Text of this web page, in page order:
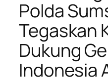
Polda
Tegaskan
Dukung
Indonesia